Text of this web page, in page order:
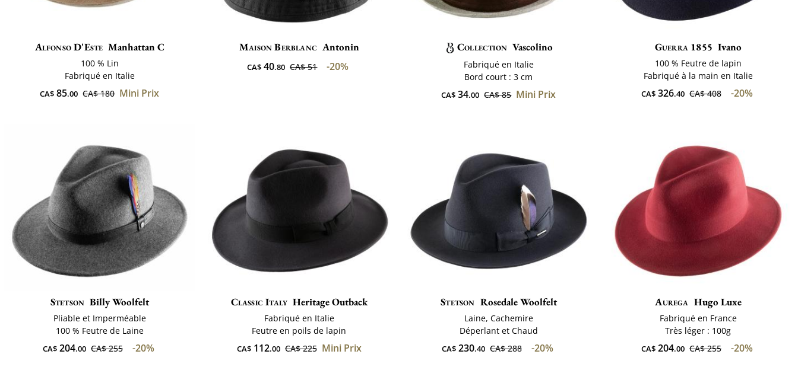
Alfonso D'Este Manhattan C
100 % Lin
Fabriqué en Italie
CA$ 85.00 CA$ 180 Mini Prix
Maison Berblanc Antonin
CA$ 40.80 CA$ 51 -20%
Collection Vascolino
Fabriqué en Italie
Bord court : 3 cm
CA$ 34.00 CA$ 85 Mini Prix
Guerra 1855 Ivano
100 % Feutre de lapin
Fabriqué à la main en Italie
CA$326.40 CA$ 408 -20%
Stetson Billy Woolfelt
Pliable et Imperméable
100 % Feutre de Laine
CA$204.00 CA$ 255 -20%
Classic Italy Heritage Outback
Fabriqué en Italie
Feutre en poils de lapin
CA$112.00 CA$ 225 Mini Prix
Stetson Rosedale Woolfelt
Laine, Cachemire
Déperlant et Chaud
CA$230.40 CA$ 288 -20%
Aurega Hugo Luxe
Fabriqué en France
Très léger : 100g
CA$204.00 CA$ 255 -20%